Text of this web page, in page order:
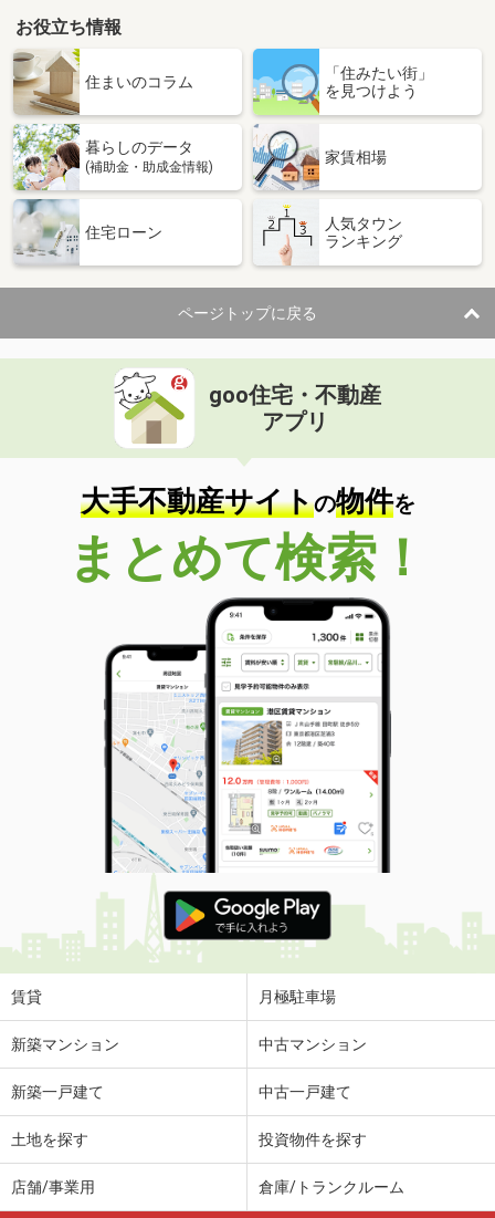
お役立ち情報
住まいのコラム
「住みたい街」
を見つけよう
暮らしのデータ
(補助金・助成金情報)
家賃相場
住宅ローン
人気タウン
ランキング
ページトップに戻る
goo住宅・不動産
アプリ
大手不動産サイトの物件を
まとめて検索！
賃貸 月極駐車場
新築マンション 中古マンション
新築一戸建て 中古一戸建て
土地を探す 投資物件を探す
店舗/事業用 倉庫/トランクルーム